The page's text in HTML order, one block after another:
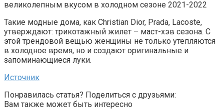
Такие модные дома, как Christian Dior, Prada, Lacoste,
утверждают: трикотажный жилет – маст-хэв сезона. С
этой трендовой вещью женщины не только утепляются
в холодное время, но и создают оригинальные и
запоминающиеся луки.
Источник
Понравилась статья? Поделиться с друзьями:
Вам также может быть интересно